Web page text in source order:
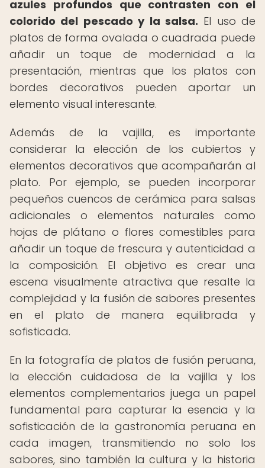
azules profundos que contrasten con el
colorido del pescado y la salsa. El uso de
platos de forma ovalada o cuadrada puede
añadir un toque de modernidad a la
presentación, mientras que los platos con
bordes decorativos pueden aportar un
elemento visual interesante.
Además de la vajilla, es importante
considerar la elección de los cubiertos y
elementos decorativos que acompañarán al
plato. Por ejemplo, se pueden incorporar
pequeños cuencos de cerámica para salsas
adicionales o elementos naturales como
hojas de plátano o flores comestibles para
añadir un toque de frescura y autenticidad a
la composición. El objetivo es crear una
escena visualmente atractiva que resalte la
complejidad y la fusión de sabores presentes
en el plato de manera equilibrada y
sofisticada.
En la fotografía de platos de fusión peruana,
la elección cuidadosa de la vajilla y los
elementos complementarios juega un papel
fundamental para capturar la esencia y la
sofisticación de la gastronomía peruana en
cada imagen, transmitiendo no solo los
sabores, sino también la cultura y la historia